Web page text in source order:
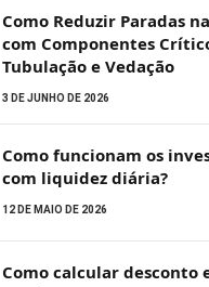
Como Reduzir Paradas
com Componentes
Tubulação e Vedação
3 DE JUNHO DE 2026
Como funcionam os
com liquidez diária?
12 DE MAIO DE 2026
Como calcular desconto